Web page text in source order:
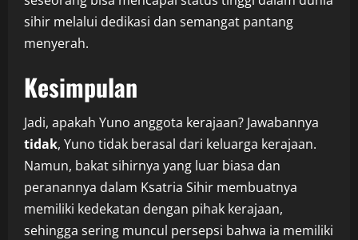
sihir melalui dedikasi dan semangat pantang
menyerah.
Kesimpulan
Jadi, apakah Yuno anggota kerajaan? Jawabannya
tidak, Yuno tidak berasal dari keluarga kerajaan.
Namun, bakat sihirnya yang luar biasa dan
peranannya dalam Ksatria Sihir membuatnya
memiliki kedekatan dengan pihak kerajaan,
sehingga sering muncul persepsi bahwa ia memiliki